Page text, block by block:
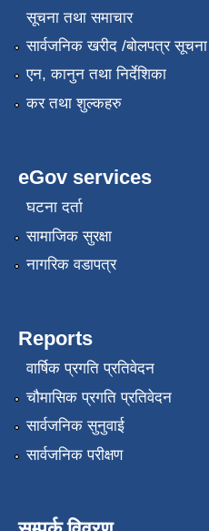
सूचना तथा समाचार
सार्वजनिक खरीद /बोलपत्र सूचना
एन, कानुन तथा निर्देशिका
कर तथा शुल्कहरु
eGov services
घटना दर्ता
सामाजिक सुरक्षा
नागरिक वडापत्र
Reports
वार्षिक प्रगति प्रतिवेदन
चौमासिक प्रगति प्रतिवेदन
सार्वजनिक सुनुवाई
सार्वजनिक परीक्षण